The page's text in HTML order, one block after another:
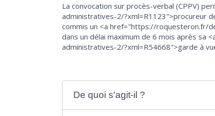
La convocation sur procès-verbal (CPPV)
administratives-2/?xml=R1123">procureur
commis un <a href="https://roquesteron.fr/
dans un délai maximum de 6 mois après
administratives-2/?xml=R54668">garde à
De quoi s'agit-il ?